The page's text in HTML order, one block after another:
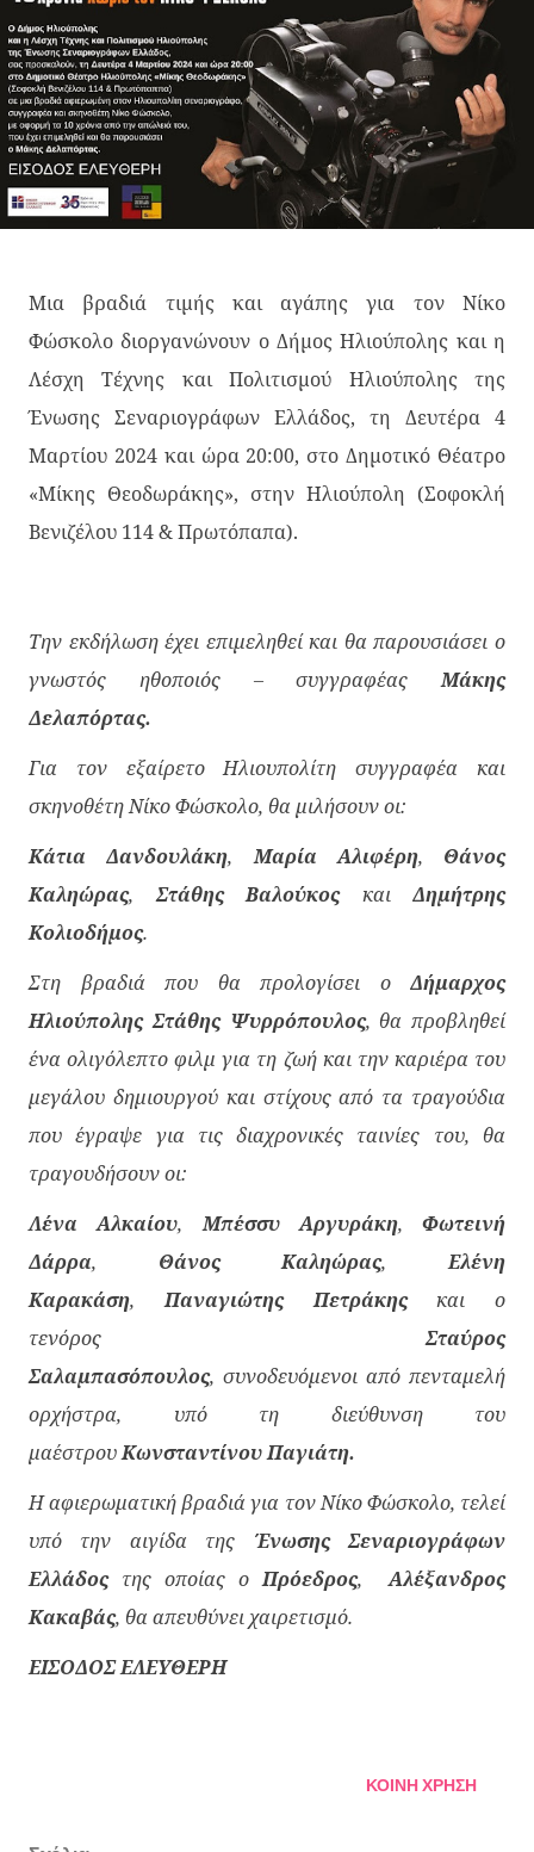
Μια βραδιά τιμής και αγάπης για τον Νίκο
Φώσκολο διοργανώνουν ο Δήμος Ηλιούπολης και η
Λέσχη Τέχνης και Πολιτισμού Ηλιούπολης της
Ένωσης Σεναριογράφων Ελλάδος, τη Δευτέρα 4
Μαρτίου 2024 και ώρα 20:00, στο Δημοτικό Θέατρο
«Μίκης Θεοδωράκης», στην Ηλιούπολη (Σοφοκλή
Βενιζέλου 114 & Πρωτόπαπα).
Την εκδήλωση έχει επιμεληθεί και θα παρουσιάσει ο
γνωστός ηθοποιός – συγγραφέαςΜάκης
Δελαπόρτας.
Για τον εξαίρετο Ηλιουπολίτη συγγραφέα και
σκηνοθέτη Νίκο Φώσκολο, θα μιλήσουν οι:
Κάτια Δανδουλάκη,Μαρία Αλιφέρη, Θάνος
Καληώρας,Στάθης Βαλούκοςκαι Δημήτρης
Κολιοδήμος.
Στη βραδιά που θα προλογίσει ο Δήμαρχος
Ηλιούπολης Στάθης Ψυρρόπουλος, θα προβληθεί
ένα ολιγόλεπτο φιλμ για τη ζωή και την καριέρα του
μεγάλου δημιουργού και στίχους από τα τραγούδια
που έγραψε για τις διαχρονικές ταινίες του, θα
τραγουδήσουν οι:
Λένα Αλκαίου,Μπέσσυ Αργυράκη, Φωτεινή
Δάρρα, Θάνος Καληώρας,Ελένη
Καρακάση,Παναγιώτης Πετράκηςκαι ο
τενόροςΣταύρος
Σαλαμπασόπουλος, συνοδευόμενοι από πενταμελή
ορχήστρα, υπό τη διεύθυνση του
μαέστρουΚωνσταντίνου Παγιάτη.
Η αφιερωματική βραδιά για τον Νίκο Φώσκολο, τελεί
υπό την αιγίδα της Ένωσης Σεναριογράφων
Ελλάδος της οποίας οΠρόεδρος,
Αλέξανδρος
Κακαβάς, θα απευθύνει χαιρετισμό.
ΕΙΣΟΔΟΣ ΕΛΕΥΘΕΡΗ
ΚΟΙΝΉ ΧΡΉΣΗ